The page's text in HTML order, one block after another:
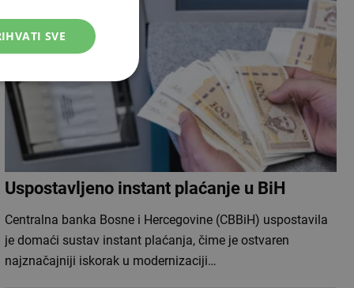
Uspostavljeno instant plaćanje u BiH
Centralna banka Bosne i Hercegovine (CBBiH) uspostavila
je domaći sustav instant plaćanja, čime je ostvaren
najznačajniji iskorak u modernizaciji…
SVE